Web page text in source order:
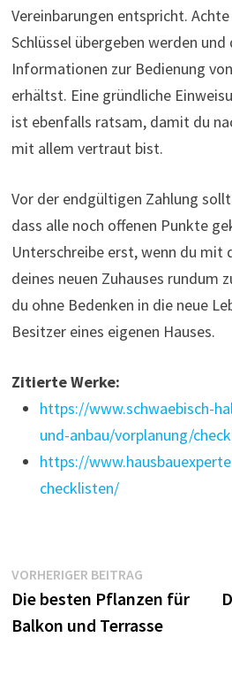
Vereinbarungen entspricht.
Schlüssel übergeben werden
Informationen zur Bedienung
erhältst. Eine gründliche
ist ebenfalls ratsam, damit du
mit allem vertraut bist.
Vor der endgültigen Zahlung
dass alle noch offenen Punkte
Unterschreibe erst, wenn du mit
deines neuen Zuhauses rundum
du ohne Bedenken in die neue
Besitzer eines eigenen Hauses.
Zitierte Werke:
https://www.schwaebisch-
und-anbau/vorplanung/
https://
checklisten/
Beitragsnavigation
VORHERIGER BEITRAGVorheriger
Beitrag:
Die besten Pflanzen für
Balkon und Terrasse